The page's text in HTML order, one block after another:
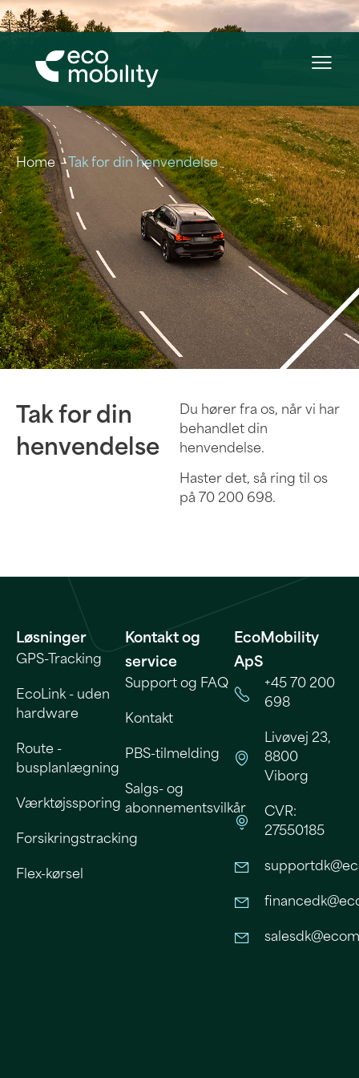
Home Tak for din henvendelse
Tak for din
henvendelse
Du hører fra os, når vi har
behandlet din
henvendelse.
Haster det, så ring til os
på 70 200 698.
Løsninger
GPS-Tracking
EcoLink - uden
hardware
Route -
busplanlægning
Værktøjssporing
Forsikringstracking
Flex-kørsel
Kontakt og
service
Support og FAQ
Kontakt
PBS-tilmelding
Salgs- og
abonnementsvilkår
EcoMobility
ApS
+45 70 200
698
Livøvej 23,
8800
Viborg
CVR:
27550185